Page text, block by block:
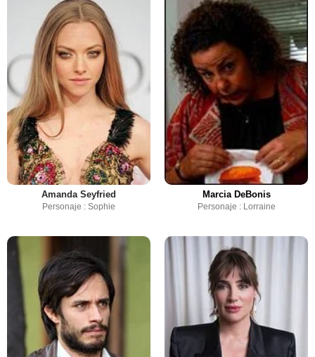
Amanda Seyfried
Personaje : Sophie
Marcia DeBonis
Personaje : Lorraine